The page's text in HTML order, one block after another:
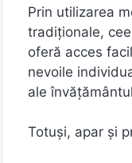
Prin utilizarea
tradiționale,
oferă acces
nevoile
ale
Totuși, apar și